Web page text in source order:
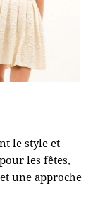
le style et
les fêtes,
une approche